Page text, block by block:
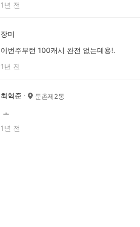
1년 전
장미
이번주부턴 100캐시 완전 없는데용!.
1년 전
최혁준 둔촌제2동
ㅗ
1년 전